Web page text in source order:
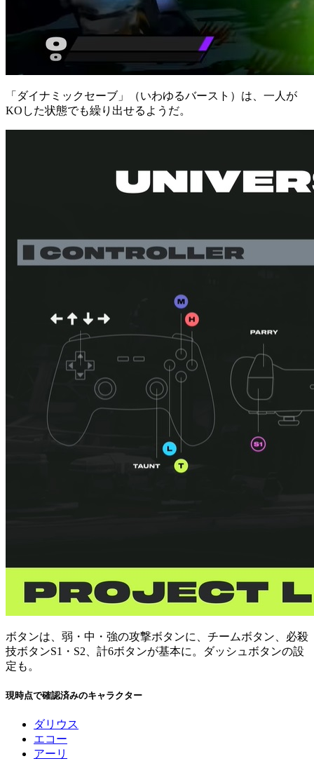
「ダイナミックセーブ」（いわゆるバースト）は、一人が
KOした状態でも繰り出せるようだ。
ボタンは、弱・中・強の攻撃ボタンに、チームボタン、必殺
技ボタンS1・S2、計6ボタンが基本に。ダッシュボタンの設
定も。
現時点で確認済みのキャラクター
ダリウス
エコー
アーリ